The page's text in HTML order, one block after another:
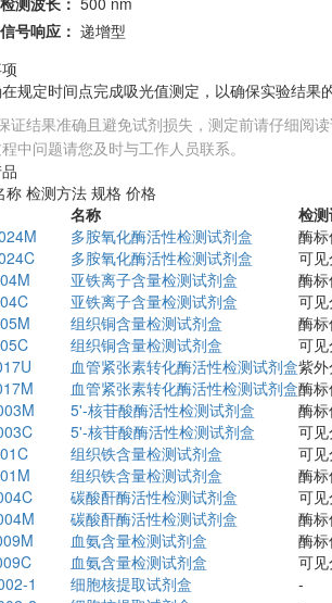
信号响应： 递增型
规定时间点完成吸光值测定，以确保实验结果
证结果准确且避免试剂损失，测定前请仔细阅
中问题请您及时与工作人员联系。
称 检测方法 规格 价格
名称
检
多胺氧化酶活性检测试剂盒
酶
多胺氧化酶活性检测试剂盒
可
亚铁离子含量检测试剂盒
酶
亚铁离子含量检测试剂盒
可
组织铜含量检测试剂盒
酶
组织铜含量检测试剂盒
可
血管紧张素转化酶活性检测试剂盒紫
血管紧张素转化酶活性检测试剂盒酶
5'-核苷酸酶活性检测试剂盒
酶
5'-核苷酸酶活性检测试剂盒
可
组织铁含量检测试剂盒
可
组织铁含量检测试剂盒
酶
碳酸酐酶活性检测试剂盒
可
碳酸酐酶活性检测试剂盒
酶
血氨含量检测试剂盒
酶
血氨含量检测试剂盒
可
1
细胞核提取试剂盒
-